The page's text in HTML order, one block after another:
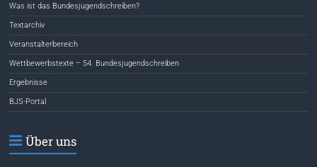
Was ist das Bundesjugendschreiben?
Textarchiv
Veranstalterbereich
Wettbewerbstexte – 54. Bundesjugendschreiben
Ergebnisse
BJS-Portal
Über uns